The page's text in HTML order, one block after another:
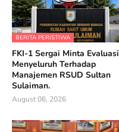
BERITA PERISTIWA
FKI-1 Sergai Minta Evaluasi
Menyeluruh Terhadap
Manajemen RSUD Sultan
Sulaiman.
August 06, 2026